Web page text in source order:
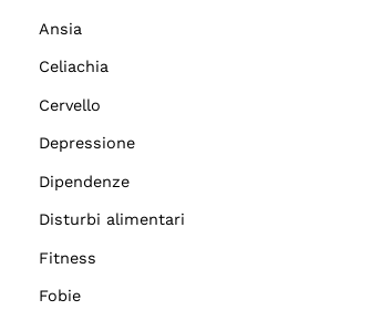
Ansia
Celiachia
Cervello
Depressione
Dipendenze
Disturbi alimentari
Fitness
Fobie